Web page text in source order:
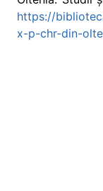
https://
x-p-chr-din-